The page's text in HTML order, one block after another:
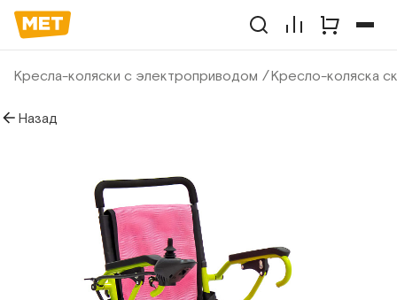
Кресла-коляски с электроприводом Кресло-коляска
Назад